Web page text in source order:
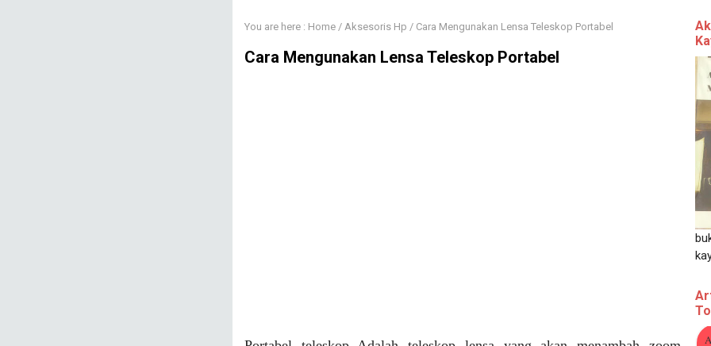
You are here : Home / Aksesoris Hp / Cara Mengunakan Lensa Teleskop Portabel
Cara Mengunakan Lensa Teleskop Portabel